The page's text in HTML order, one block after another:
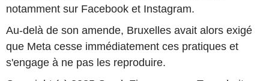
notamment sur Facebook et Instagram.
Au-delà de son amende, Bruxelles avait alors exigé
que Meta cesse immédiatement ces pratiques et
s'engage à ne pas les reproduire.